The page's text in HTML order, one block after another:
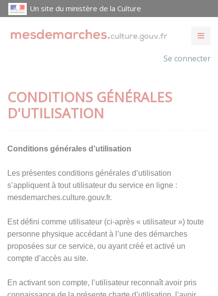
Un site du ministère de la Culture
Se connecter
CONDITIONS GÉNÉRALES
D'UTILISATION
Conditions générales d’utilisation
Les présentes conditions générales d’utilisation
s’appliquent à tout utilisateur du service en ligne :
mesdemarches.culture.gouv.fr.
Est défini comme utilisateur (ci-après « utilisateur ») toute
personne physique accédant à l’une des démarches
proposées sur ce service, ou ayant créé et activé un
compte d’accès au site.
En activant son compte, l’utilisateur reconnaît avoir pris